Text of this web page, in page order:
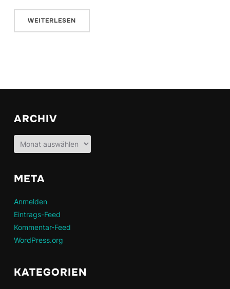
WEITERLESEN
ARCHIV
Archiv
META
Anmelden
Eintrags-Feed
Kommentar-Feed
WordPress.org
KATEGORIEN